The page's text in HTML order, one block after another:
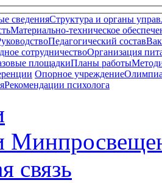
сведенияСтруктура и органы
Материально-техническое
Педагогический состав
сотрудничествоОрганизация
площадкиПланы работы
Опорное учреждение
Рекомендации психолога
связь